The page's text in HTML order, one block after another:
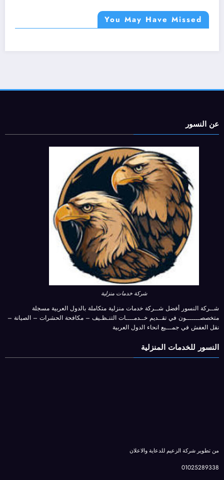
You May Have Missed
عن النسور
شركة خدمات منزلية
شــركة النسور أفضل شــركة خدمات منزلية متكاملة بالدول العربية مسجلة
متخصصـــــــون في تقــديم خــدمــــات التنـظـيف – مكافحة الحشرات – الصيانة –
نقل العفش في جمـــيع انحاء الدول العربية
النسور للخدمات المنزلية
من تطوير شركة الزعيم للدعاية والاعلان
01025289338